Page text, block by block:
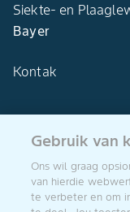
Siekte- en
Bayer
Kontak
Suid-
Gebruik van
Ons wil graag
van hierdie
te verbeter en om